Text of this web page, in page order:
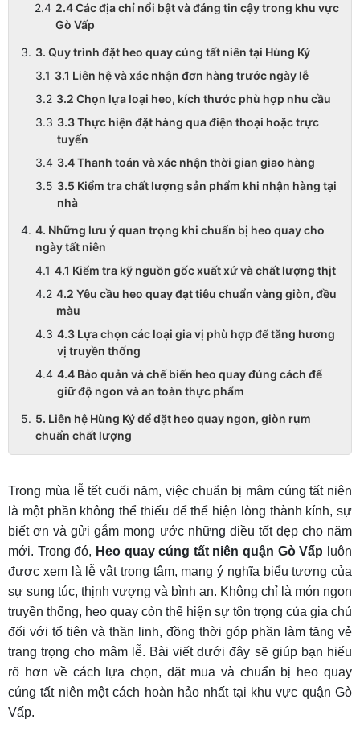
2.4 Các địa chỉ nổi bật và đáng tin cậy trong khu vực
Gò Vấp
3. Quy trình đặt heo quay cúng tất niên tại Hùng Ký
3.1 Liên hệ và xác nhận đơn hàng trước ngày lễ
3.2 Chọn lựa loại heo, kích thước phù hợp nhu cầu
3.3 Thực hiện đặt hàng qua điện thoại hoặc trực
tuyến
3.4 Thanh toán và xác nhận thời gian giao hàng
3.5 Kiểm tra chất lượng sản phẩm khi nhận hàng tại
nhà
4. Những lưu ý quan trọng khi chuẩn bị heo quay cho
ngày tất niên
4.1 Kiểm tra kỹ nguồn gốc xuất xứ và chất lượng thịt
4.2 Yêu cầu heo quay đạt tiêu chuẩn vàng giòn, đều
màu
4.3 Lựa chọn các loại gia vị phù hợp để tăng hương
vị truyền thống
4.4 Bảo quản và chế biến heo quay đúng cách để
giữ độ ngon và an toàn thực phẩm
5. Liên hệ Hùng Ký để đặt heo quay ngon, giòn rụm
chuẩn chất lượng
Trong mùa lễ tết cuối năm, việc chuẩn bị mâm cúng tất niên
là một phần không thể thiếu để thể hiện lòng thành kính, sự
biết ơn và gửi gắm mong ước những điều tốt đẹp cho năm
mới. Trong đó, Heo quay cúng tất niên quận Gò Vấp luôn
được xem là lễ vật trọng tâm, mang ý nghĩa biểu tượng của
sự sung túc, thịnh vượng và bình an. Không chỉ là món ngon
truyền thống, heo quay còn thể hiện sự tôn trọng của gia chủ
đối với tổ tiên và thần linh, đồng thời góp phần làm tăng vẻ
trang trọng cho mâm lễ. Bài viết dưới đây sẽ giúp bạn hiểu
rõ hơn về cách lựa chọn, đặt mua và chuẩn bị heo quay
cúng tất niên một cách hoàn hảo nhất tại khu vực quận Gò
Vấp.